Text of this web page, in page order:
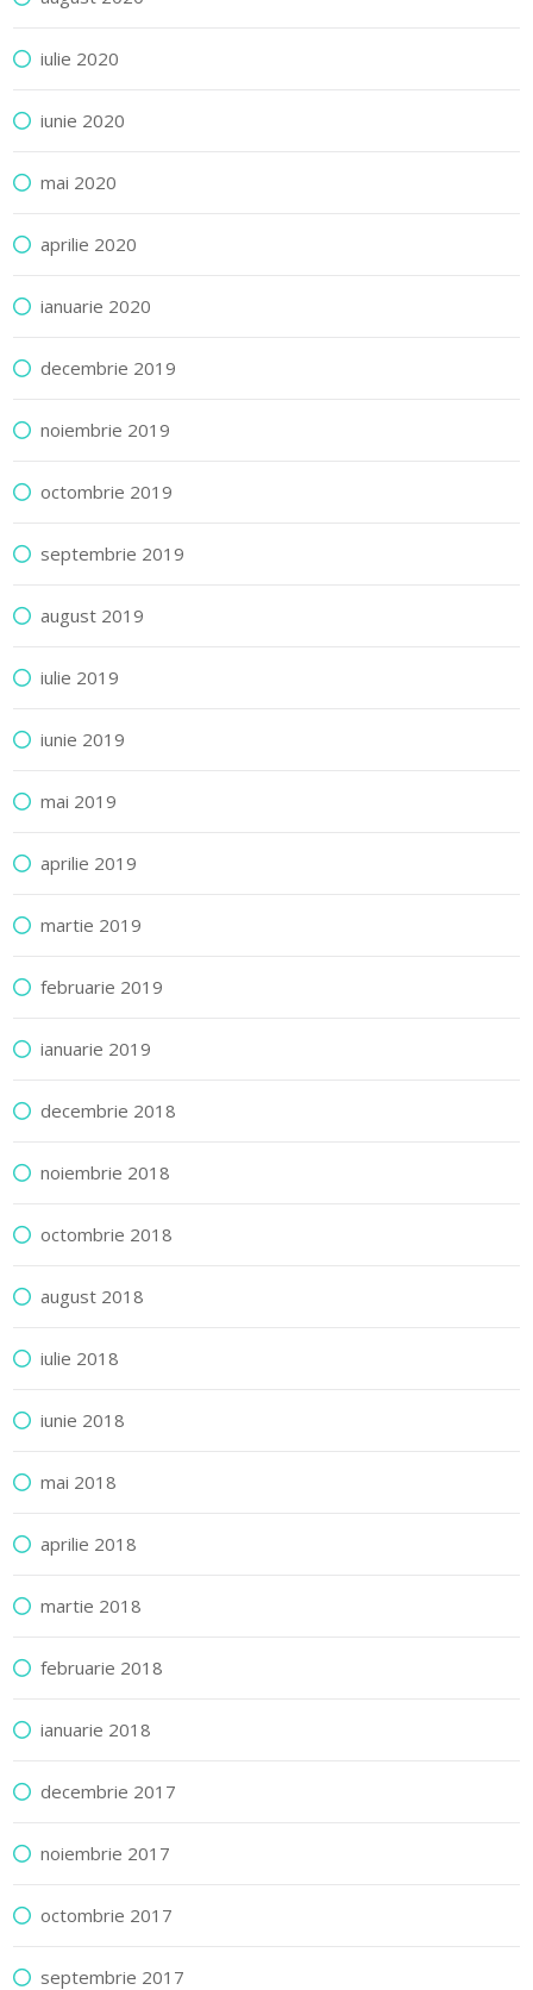
iulie 2020
iunie 2020
mai 2020
aprilie 2020
ianuarie 2020
decembrie 2019
noiembrie 2019
octombrie 2019
septembrie 2019
august 2019
iulie 2019
iunie 2019
mai 2019
aprilie 2019
martie 2019
februarie 2019
ianuarie 2019
decembrie 2018
noiembrie 2018
octombrie 2018
august 2018
iulie 2018
iunie 2018
mai 2018
aprilie 2018
martie 2018
februarie 2018
ianuarie 2018
decembrie 2017
noiembrie 2017
octombrie 2017
septembrie 2017